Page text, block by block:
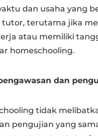
dan usaha yang
tutor, terutama jika
atau memiliki
homeschooling.
dan
tidak
pengujian yang